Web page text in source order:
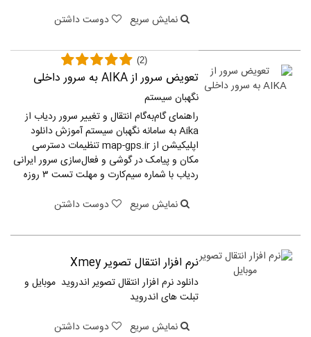
نمایش سریع
دوست داشتن
تعویض سرور از AIKA به سرور داخلی
نگهبان سیستم
(2)
راهنمای گام‌به‌گام انتقال و تغییر سرور ردیاب از
Aika به سامانه نگهبان سیستم آموزش دانلود
اپلیکیشن از map-gps.ir تنظیمات دسترسی
مکان و پیامک در گوشی و فعال‌سازی سرور ایرانی
ردیاب با شماره سیم‌کارت و مهلت تست ۳ روزه
نمایش سریع
دوست داشتن
نرم افزار انتقال تصویر Xmey
دانلود نرم افزار انتقال تصویر اندروید موبایل و
تبلت های اندروید
نمایش سریع
دوست داشتن